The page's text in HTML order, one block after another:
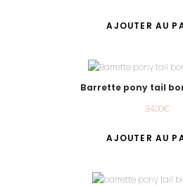
AJOUTER AU
Barrette pony tail
34.00€
AJOUTER AU